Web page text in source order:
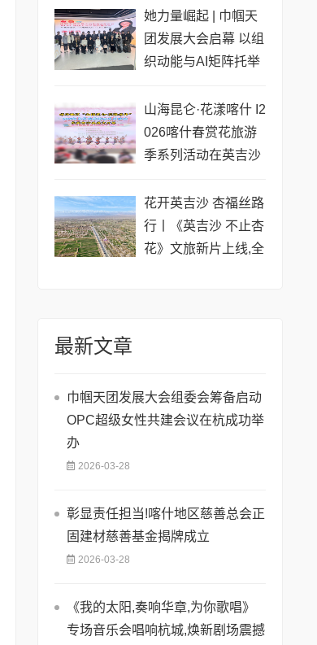
她力量崛起 | 巾帼天
团发展大会启幕 以组
织动能与AI矩阵托举
山海昆仑·花漾喀什 I2
026喀什春赏花旅游
季系列活动在英吉沙
花开英吉沙 杏福丝路
行丨《英吉沙 不止杏
花》文旅新片上线,全
最新文章
巾帼天团发展大会组委会筹备启动
OPC超级女性共建会议在杭成功举
办
2026-03-28
彰显责任担当!喀什地区慈善总会正
固建材慈善基金揭牌成立
2026-03-28
《我的太阳,奏响华章,为你歌唱》
专场音乐会唱响杭城,焕新剧场震撼